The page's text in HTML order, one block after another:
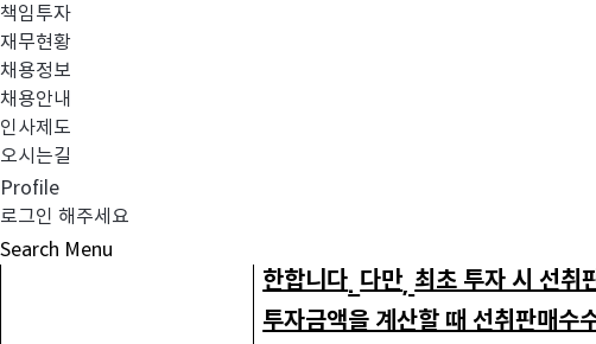
책임투자
재무현황
채용정보
채용안내
인사제도
오시는길
Profile
로그인 해주세요
Search Menu
한합니다.다만,최초 투자 시 선취
투자금액을 계산할 때 선취판매수